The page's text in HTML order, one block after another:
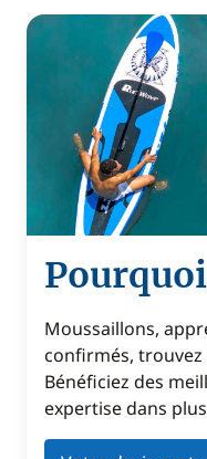
Moussaillons,
confirmés,
Bénéficiez des
expertise dans